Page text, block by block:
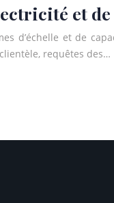
et
d’échelle et de
requêtes des…